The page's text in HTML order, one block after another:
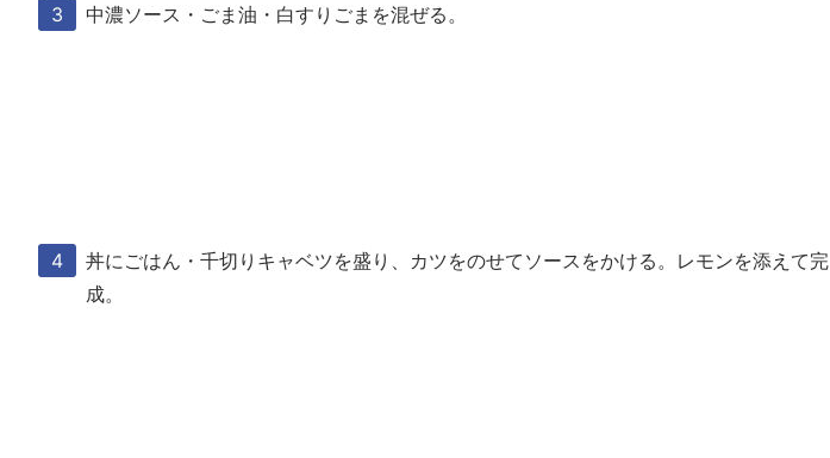
中濃ソース・ごま油・白すりごまを混ぜる。
丼にごはん・千切りキャベツを盛り、カツをのせてソースをかける。レモンを添えて完
成。